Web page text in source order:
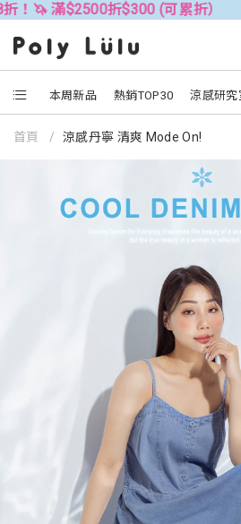
$2500折$300 (可累折） 全
本周新品 熱銷TOP30 涼感研究
首頁 涼感丹寧 清爽 Mode On!